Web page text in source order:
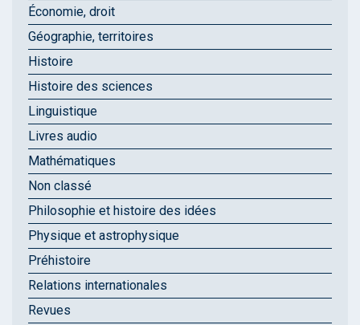
Économie, droit
Géographie, territoires
Histoire
Histoire des sciences
Linguistique
Livres audio
Mathématiques
Non classé
Philosophie et histoire des idées
Physique et astrophysique
Préhistoire
Relations internationales
Revues